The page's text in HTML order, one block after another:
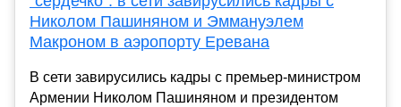
Николом Пашиняном и Эммануэлем
Макроном в аэропорту Еревана
В сети завирусились кадры с премьер-министром
Армении Николом Пашиняном и президентом